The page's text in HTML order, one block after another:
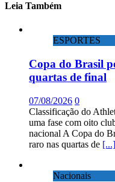
Leia Também
ESPORTES
Copa do Brasil
quartas de final
07/08/2026 0
Classificação do
uma fase com oito
nacional A Copa do
raro nas quartas de [...]
Nacionais